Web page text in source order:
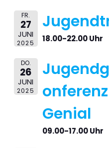
FR.
27
JUNI
2025 18.00-22.00 Uhr
DO.
26
JUNI
2025
Genial
09.00-17.00 Uhr